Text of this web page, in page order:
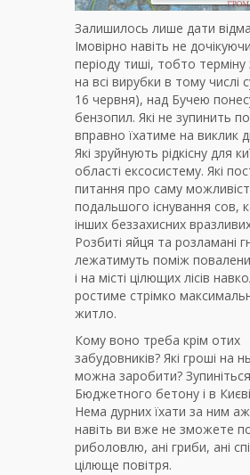
Залишилось лише дати
Імовірно навіть не
періоду тиші, тобто
на всі вирубки в тому числі
16 червня), над Бучею
бензопил. Які не зупинить
вправно їхатиме на виклик
Які зруйнують рідкісну для
області ексосистему. Які
питання про саму
подальшого існування сов,
інших беззахисних
Розбиті яйця та розламані
лежатимуть поміж
і на місті цілющих лісів
ростиме стрімко
житло.
Кому воно треба крім отих
забудовників? Які гроші на
можна заробити?
Бюджетного бетону і в
Нема дурних їхати за ним
навіть ви вже не зможете
риболовлю, ані гриби, ані
цілюще повітря.